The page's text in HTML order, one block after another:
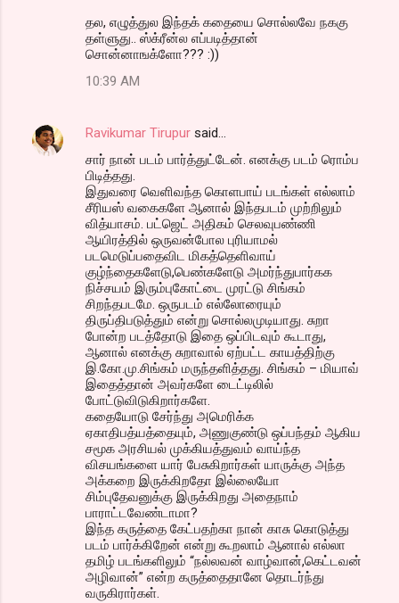
தல, எழுத்துல இந்தக் கதையை சொல்லவே நககு
தள்ளுது.. ஸ்க்ரீன்ல எப்படித்தான்
சொன்னாஙக்ளோ??? :))
10:39 AM
Ravikumar Tirupur said…
சார் நான் படம் பார்த்துட்டேன். எனக்கு படம் ரொம்ப
பிடித்தது.
இதுவரை வெளிவந்த கொளபாய் படங்கள் எல்லாம்
சீரியஸ் வகைகளே ஆனால் இந்தபடம் முற்றிலும்
வித்யாசம். பட்ஜெட் அதிகம் செலவுபண்ணி
ஆயிரத்தில் ஒருவன்போல புரியாமல்
படமெடுப்பதைவிட மிகத்தெளிவாய்
குழ்ந்தைகளேடு,பெண்களேடு அமர்ந்துபார்கக
நிச்சயம் இரும்புகோட்டை முரட்டு சிங்கம்
சிறந்தபடமே. ஒருபடம் எல்லோரையும்
திருப்திபடுத்தும் என்று சொல்லமுடியாது. சுறா
போன்ற படத்தோடு இதை ஒப்பிடவும் கூடாது,
ஆனால் எனக்கு சுறாவால் ஏற்பட்ட காயத்திற்கு
இ.கோ.மு.சிங்கம் மருந்தளித்தது. சிங்கம் – மியாவ்
இதைத்தான் அவர்களே டைட்டிலில்
போட்டுவிடுகிறார்களே.
கதையோடு சேர்ந்து அமெரிக்க
ஏகாதிபத்யத்தையும், அணுகுண்டு ஒப்பந்தம் ஆகிய
சமூக அரசியல் முக்கியத்துவம் வாய்ந்த
விசயங்களை யார் பேசுகிறார்கள் யாருக்கு அந்த
அக்கறை இருக்கிறதோ இல்லையோ
சிம்புதேவனுக்கு இருக்கிறது அதைநாம்
பாராட்டவேண்டாமா?
இந்த கருத்தை கேட்பதற்கா நான் காசு கொடுத்து
படம் பார்க்கிறேன் என்று கூறலாம் ஆனால் எல்லா
தமிழ் படங்களிலும் “நல்லவன் வாழ்வான்,கெட்டவன்
அழிவான்” என்ற கருத்தைதானே தொடர்ந்து
வருகிரார்கள்.